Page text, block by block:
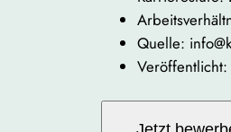
Quelle: